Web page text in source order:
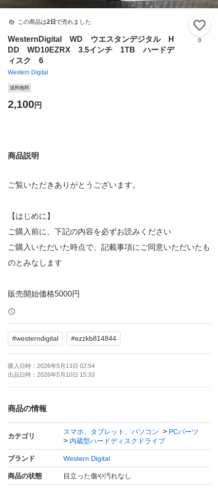
この商品は2日 で売れました
WesternDigital WD ウエスタンデジタル H
DD WD10EZRX 3.5インチ 1TB ハードデ
ィスク 6
Western Digital
0
送料無料
2,100円
商品説明
ご覧いただきありがとうございます。
【はじめに】
ご購入前に、下記の内容を必ずお読みください
ご購入いただいた時点で、記載事項にご同意いただいたも
のとみなします
販売開始価格5000円
【お得な情報！】
複数、ご購入いただける場合はお気持ち程度ではあります
が、500円お値下げさせていただきます！
購入前に商品名欄、一番後ろの数字を商品質問から送って
ください！
※5個以上の場合は配達方法が【ヤマト運輸 宅急便】に
【商品について】
自宅整理に伴う出品です。消去専用ソフトでNIST(clear)
データ上書き消去済み。CrystalDiskInfoのキャプチャにて
#westerndigital #ezzkb814844
購入日時： 2026年5月13日 02:54
出品日時： 2026年5月10日 15:33
商品の情報
カテゴリ
スマホ、タブレット、パソコン
PCパーツ
内蔵型ハードディスクドライブ
ブランド Western Digital
商品の状態 目立った傷や汚れなし